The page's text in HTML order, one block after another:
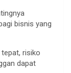
bisnis yang
tepat, risiko
dapat